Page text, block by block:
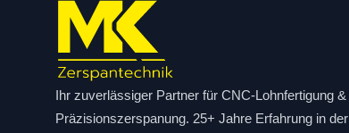
Ihr zuverlässiger Partner für CNC-Lohnfertigung &
Präzisionszerspanung. 25+ Jahre Erfahrung in der